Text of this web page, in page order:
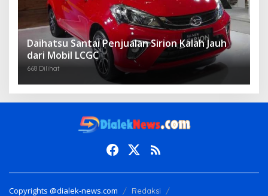
Daihatsu Santai Penjualan Sirion Kalah Jauh
dari Mobil LCGC
668 Dilihat
Copyrights @dialek-news.com Redaksi